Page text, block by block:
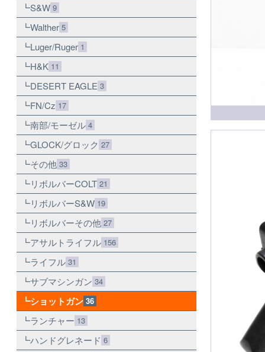
S&W 9
Walther 5
Luger/Ruger 1
H&K 11
DESERT EAGLE 3
FN/Cz 17
南部/モーゼル 4
GLOCK/グロック 27
その他 33
リボルバーCOLT 21
リボルバーS&W 19
リボルバーその他 27
アサルトライフル 156
ライフル 31
サブマシンガン 34
ショットガン 36
ランチャー 13
ハンドグレネード 6